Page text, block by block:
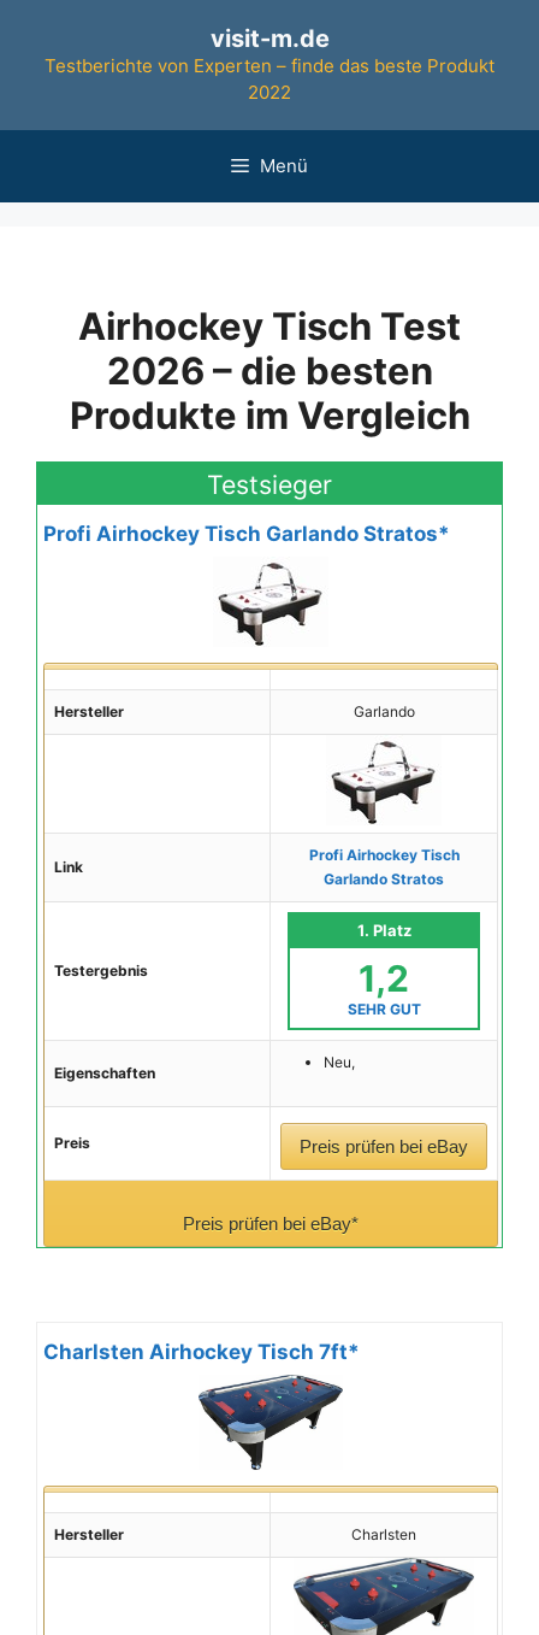
springen
visit-m.de
Testberichte von Experten – finde das beste Produkt
2022
Menü
Airhockey Tisch Test
2026 – die besten
Produkte im Vergleich
Testsieger
Profi Airhockey Tisch Garlando Stratos*
Hersteller Garlando
Link
Profi Airhockey Tisch
Garlando Stratos
Testergebnis
1. Platz
1,2
SEHR GUT
Eigenschaften
Neu,
Preis Preis prüfen bei eBay
Preis prüfen bei eBay*
Charlsten Airhockey Tisch 7ft*
Hersteller Charlsten